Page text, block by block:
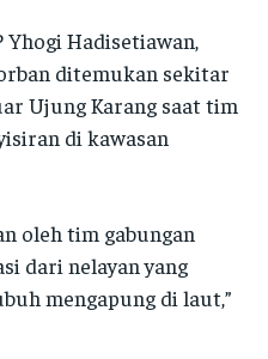
Yhogi Hadisetiawan,
ditemukan sekitar
Ujung Karang saat tim
di kawasan
oleh tim gabungan
dari nelayan yang
mengapung di laut,”